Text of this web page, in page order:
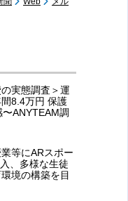
実態調査＞運
8.4万円 保護
ANYTEAM調
等にARスポー
、多様な生徒
境の構築を目